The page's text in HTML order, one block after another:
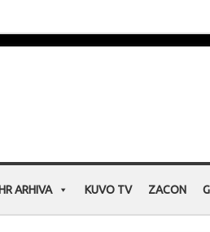
ARHIVA KUVO TV ZACON